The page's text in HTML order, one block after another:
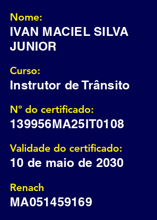
Nome:
IVAN MACIEL SILVA
JUNIOR
Curso:
Instrutor de Trânsito
Nº do certificado:
139956MA25IT0108
Validade do certificado:
10 de maio de 2030
Renach
MA051459169